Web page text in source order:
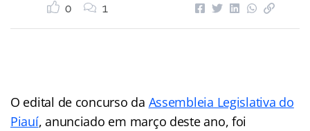
0 1
O edital de concurso da Assembleia Legislativa do
Piauí, anunciado em março deste ano, foi